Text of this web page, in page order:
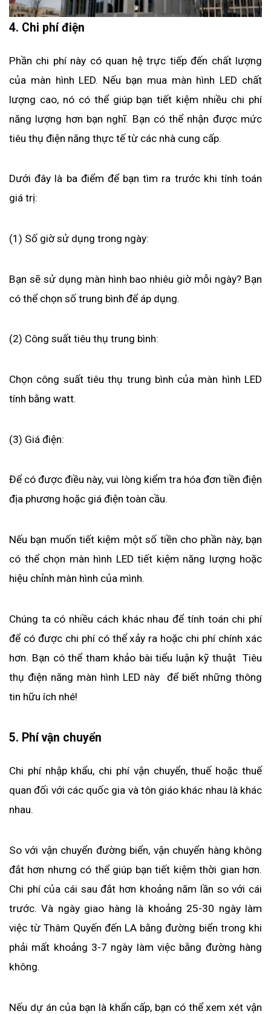
4. Chi phí điện
Phần chi phí này có quan hệ trực tiếp đến chất lượng
của màn hình LED. Nếu bạn mua màn hình LED chất
lượng cao, nó có thể giúp bạn tiết kiệm nhiều chi phí
năng lượng hơn bạn nghĩ. Bạn có thể nhận được mức
tiêu thụ điện năng thực tế từ các nhà cung cấp.
Dưới đây là ba điểm để bạn tìm ra trước khi tính toán
giá trị:
(1) Số giờ sử dụng trong ngày:
Bạn sẽ sử dụng màn hình bao nhiêu giờ mỗi ngày? Bạn
có thể chọn số trung bình để áp dụng.
(2) Công suất tiêu thụ trung bình:
Chọn công suất tiêu thụ trung bình của màn hình LED
tính bằng watt.
(3) Giá điện:
Để có được điều này, vui lòng kiểm tra hóa đơn tiền điện
địa phương hoặc giá điện toàn cầu.
Nếu bạn muốn tiết kiệm một số tiền cho phần này, bạn
có thể chọn màn hình LED tiết kiệm năng lượng hoặc
hiệu chỉnh màn hình của mình.
Chúng ta có nhiều cách khác nhau để tính toán chi phí
để có được chi phí có thể xảy ra hoặc chi phí chính xác
hơn. Bạn có thể tham khảo bài tiểu luận kỹ thuật  Tiêu
thụ điện năng màn hình LED này  để biết những thông
tin hữu ích nhé!
5. Phí vận chuyển
Chi phí nhập khẩu, chi phí vận chuyển, thuế hoặc thuế
quan đối với các quốc gia và tôn giáo khác nhau là khác
nhau.
So với vận chuyển đường biển, vận chuyển hàng không
đắt hơn nhưng có thể giúp bạn tiết kiệm thời gian hơn.
Chi phí của cái sau đắt hơn khoảng năm lần so với cái
trước. Và ngày giao hàng là khoảng 25-30 ngày làm
việc từ Thâm Quyến đến LA bằng đường biển trong khi
phải mất khoảng 3-7 ngày làm việc bằng đường hàng
không.
Nếu dự án của bạn là khẩn cấp, bạn có thể xem xét vận